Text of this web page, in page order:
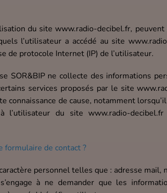
du site www.radio-decibel.fr,
l’utilisateur a accédé au site
de protocole Internet (IP) de l’utilisateur.
SOR&BIP ne collecte des informations
services proposés par le site
connaissance de cause, notamment
l’utilisateur du site www.radio-
formulaire de contact ?
personnel telles que : adresse mail,
à ne demander que les